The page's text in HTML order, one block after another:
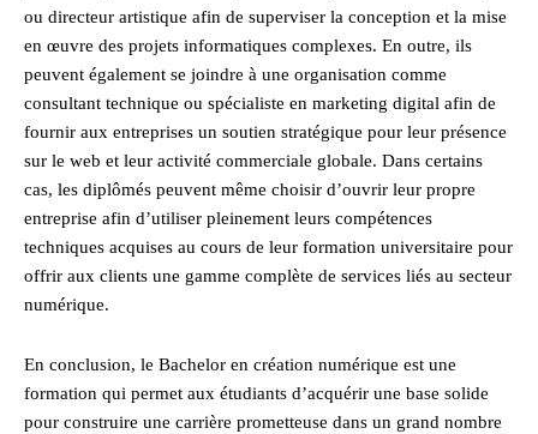
ou directeur artistique afin de superviser la conception et la mise
en œuvre des projets informatiques complexes. En outre, ils
peuvent également se joindre à une organisation comme
consultant technique ou spécialiste en marketing digital afin de
fournir aux entreprises un soutien stratégique pour leur présence
sur le web et leur activité commerciale globale. Dans certains
cas, les diplômés peuvent même choisir d’ouvrir leur propre
entreprise afin d’utiliser pleinement leurs compétences
techniques acquises au cours de leur formation universitaire pour
offrir aux clients une gamme complète de services liés au secteur
numérique.
En conclusion, le Bachelor en création numérique est une
formation qui permet aux étudiants d’acquérir une base solide
pour construire une carrière prometteuse dans un grand nombre